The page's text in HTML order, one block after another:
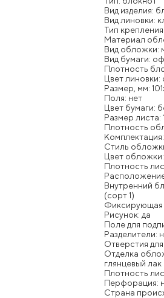
Вид изделия:
Вид линовки:
Тип
Материал
Вид обложки:
Вид бумаги:
Плотность
Цвет линовки:
Размер, мм:
Поля: нет
Цвет бумаги:
Размер листа:
Плотность
Стиль
Цвет
Плотность
Внутренний
(сорт 1)
Фиксирующая
Рисунок: да
Поле для
Разделители:
Отверстия
Отделка
глянцевый лак
Плотность
Перфорация:
Страна